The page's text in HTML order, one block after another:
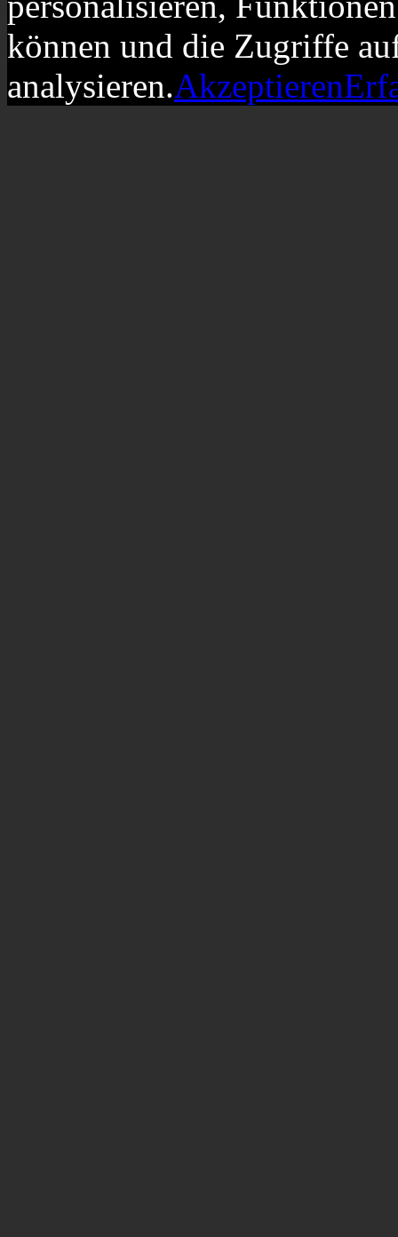
können und die Zugriffe
analysieren.Akzeptieren